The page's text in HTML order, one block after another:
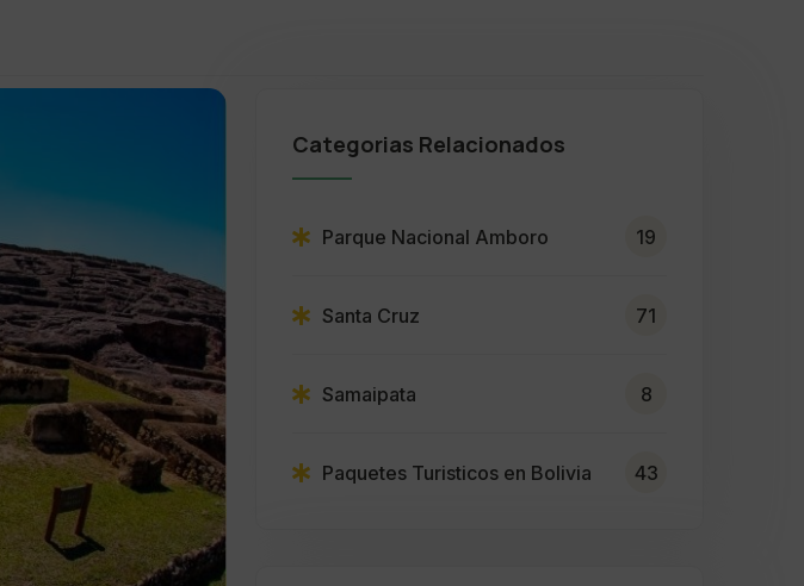
Categorias Relacionados
Parque Nacional Amboro 19
Santa Cruz 71
Samaipata 8
Paquetes Turisticos en Bolivia 43